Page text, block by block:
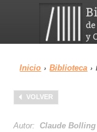
Menu
Biblioteca
Inicio › Biblioteca ›
VOLVER
Autor:Claude Bolling